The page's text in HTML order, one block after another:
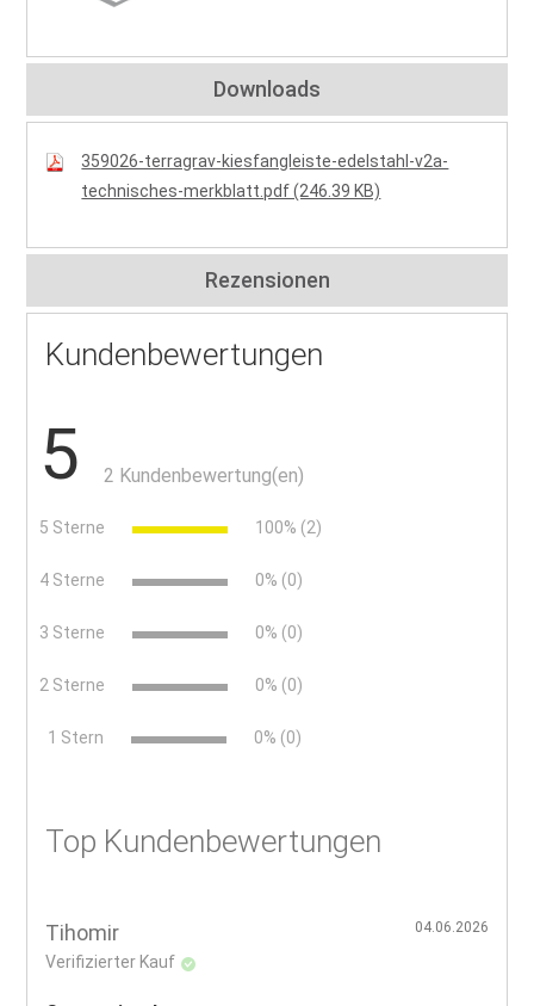
Downloads
359026-terragrav-kiesfangleiste-edelstahl-v2a-
technisches-merkblatt.pdf (246.39 KB)
Rezensionen
Kundenbewertungen
5 2 Kundenbewertung(en)
5 Sterne 100% (2)
4 Sterne 0% (0)
3 Sterne 0% (0)
2 Sterne 0% (0)
1 Stern 0% (0)
Top Kundenbewertungen
Tihomir
Verifizierter Kauf
04.06.2026